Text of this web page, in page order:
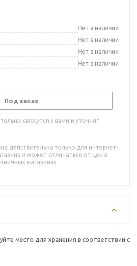
Нет в наличии
Нет в наличии
Нет в наличии
Нет в наличии
Под заказ
свяжутся с вами и уточнят
действительна только для интернет-
и может отличаться от цен в
магазинах
место для хранения в соответствии с